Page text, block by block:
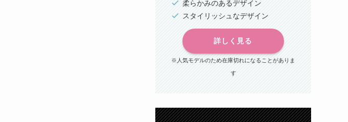
柔らかみのあるデザイン
スタイリッシュなデザイン
詳しく見る
※人気モデルのため在庫切れになることがありま
す